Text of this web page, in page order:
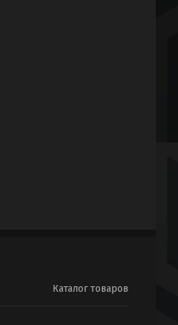
Каталог товаров